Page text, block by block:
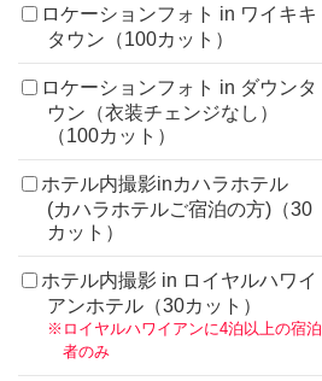
ロケーションフォト in ワイキキ
タウン（100カット）
ロケーションフォト in ダウンタ
ウン（衣装チェンジなし）
（100カット）
ホテル内撮影inカハラホテル
(カハラホテルご宿泊の方)（30
カット）
ホテル内撮影 in ロイヤルハワイ
アンホテル（30カット）
※ロイヤルハワイアンに4泊以上の宿泊
者のみ